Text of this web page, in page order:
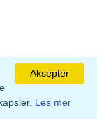
Aksepter
Les mer